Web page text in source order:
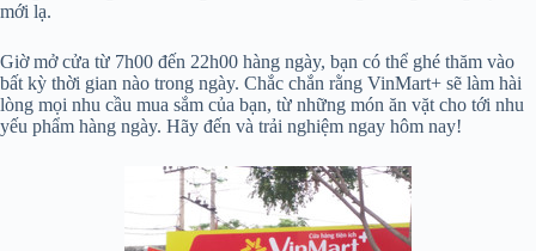
mới lạ.
Giờ mở cửa từ 7h00 đến 22h00 hàng ngày, bạn có thể ghé thăm vào
bất kỳ thời gian nào trong ngày. Chắc chắn rằng VinMart+ sẽ làm hài
lòng mọi nhu cầu mua sắm của bạn, từ những món ăn vặt cho tới nhu
yếu phẩm hàng ngày. Hãy đến và trải nghiệm ngay hôm nay!